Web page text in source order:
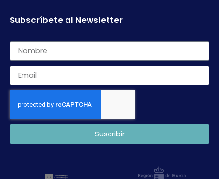
Subscríbete al Newsletter
Suscribir